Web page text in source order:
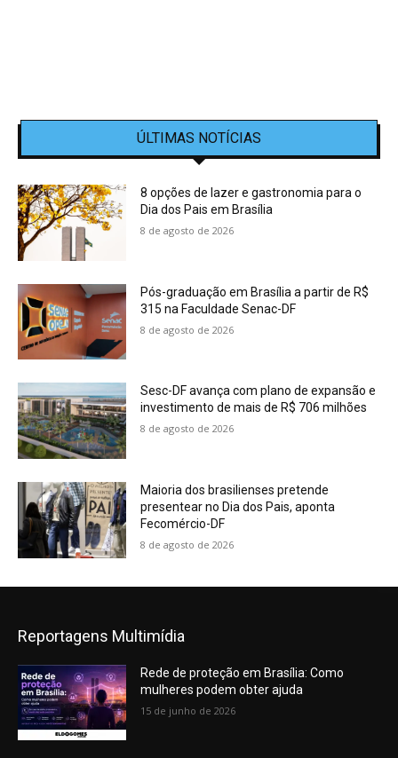
ÚLTIMAS NOTÍCIAS
8 opções de lazer e gastronomia para o
Dia dos Pais em Brasília
8 de agosto de 2026
Pós-graduação em Brasília a partir de R$
315 na Faculdade Senac-DF
8 de agosto de 2026
Sesc-DF avança com plano de expansão e
investimento de mais de R$ 706 milhões
8 de agosto de 2026
Maioria dos brasilienses pretende
presentear no Dia dos Pais, aponta
Fecomércio-DF
8 de agosto de 2026
Reportagens Multimídia
Rede de proteção em Brasília: Como
mulheres podem obter ajuda
15 de junho de 2026